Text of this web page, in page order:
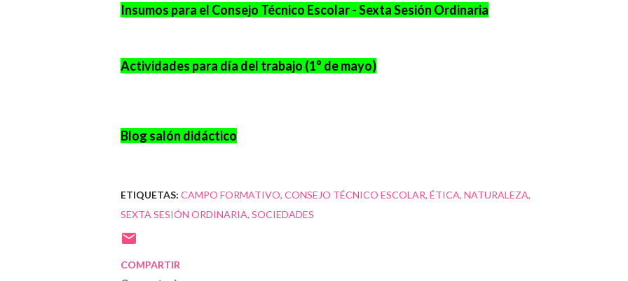
Insumos para el Consejo Técnico Escolar - Sexta Sesión Ordinaria
Actividades para día del trabajo (1° de mayo)
Blog salón didáctico
ETIQUETAS: CAMPO FORMATIVO CONSEJO TÉCNICO ESCOLAR ÉTICA NATURALEZA
SEXTA SESIÓN ORDINARIA SOCIEDADES
COMPARTIR